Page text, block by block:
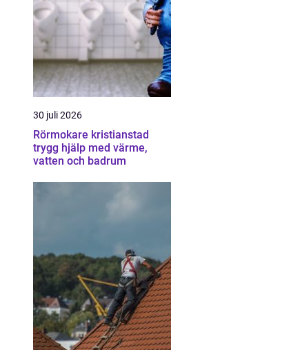
30 juli 2026
Rörmokare kristianstad
trygg hjälp med värme,
vatten och badrum